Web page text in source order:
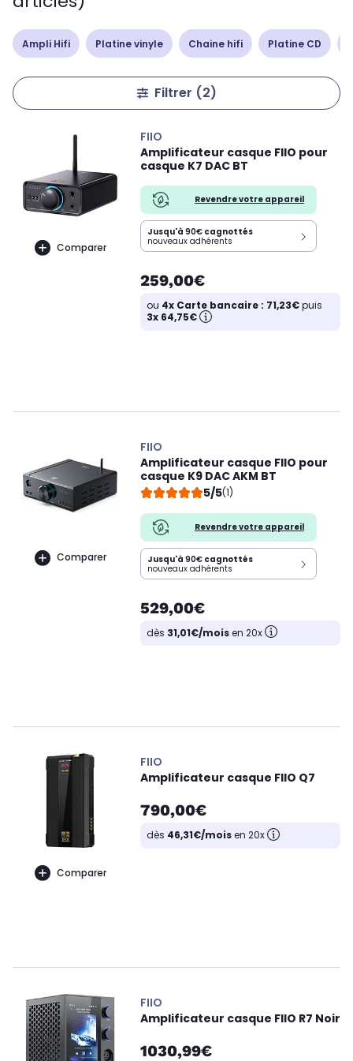
Ampli Hifi Platine vinyle Chaine hifi Platine CD
Filtrer (2)
Comparer
FIIO
Amplificateur casque FIIO pour
casque K7 DAC BT
Revendre votre appareil
Jusqu'à 90€ cagnottés
nouveaux adhérents
259,00€
ou 4x Carte bancaire : 71,23€puis
3x 64,75€
Comparer
FIIO
Amplificateur casque FIIO pour
casque K9 DAC AKM BT
5/5(1)
Revendre votre appareil
Jusqu'à 90€ cagnottés
nouveaux adhérents
529,00€
dès 31,01€/moisen 20x
Comparer
FIIO
Amplificateur casque FIIO Q7
790,00€
dès 46,31€/moisen 20x
FIIO
Amplificateur casque FIIO R7 Noir
1030,99€